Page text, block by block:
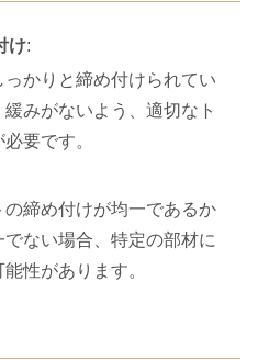
け:
かりと締め付けられてい
みがないよう、適切なト
要です。
締め付けが均一であるか
ない場合、特定の部材に
性があります。